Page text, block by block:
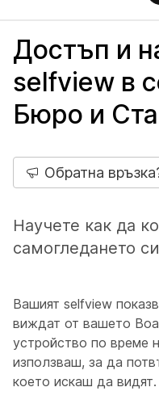
Достъп и
selfview в
Бюро и
Обратна
Научете как да
самогледането
Вашият selfview
виждат от вашето
устройство по време
използваш, за да
което искаш да видят.